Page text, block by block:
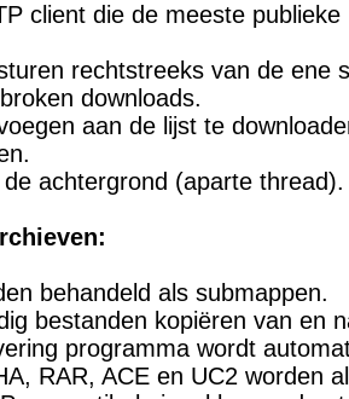
client die de meeste
rechtstreeks van de ene
downloads.
aan de lijst te
achtergrond (aparte thread).
behandeld als submappen.
bestanden kopiëren van en
programma wordt
RAR, ACE en UC2 worden